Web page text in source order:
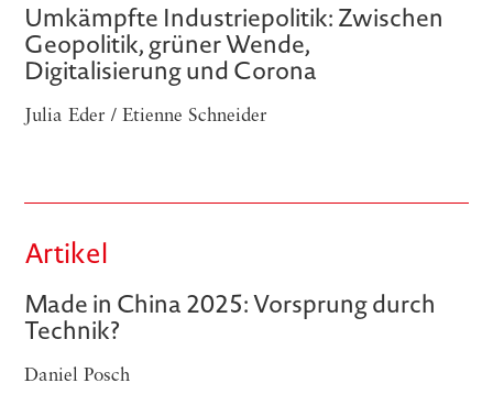
Umkämpfte Industriepolitik: Zwischen
Geopolitik, grüner Wende,
Digitalisierung und Corona
Julia Eder / Etienne Schneider
Artikel
Made in China 2025: Vorsprung durch
Technik?
Daniel Posch